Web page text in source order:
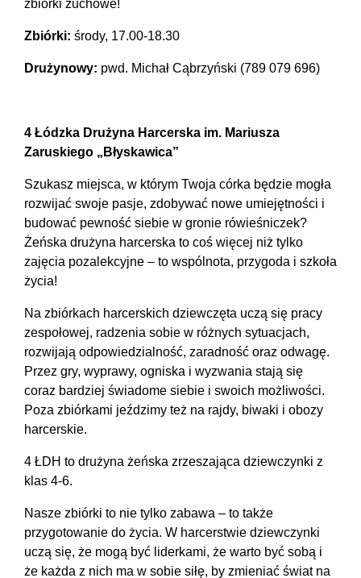
zbiórki zuchowe!
Zbiórki: środy, 17.00-18.30
Drużynowy: pwd. Michał Cąbrzyński (789 079 696)
4 Łódzka Drużyna Harcerska im. Mariusza
Zaruskiego „Błyskawica”
Szukasz miejsca, w którym Twoja córka będzie mogła
rozwijać swoje pasje, zdobywać nowe umiejętności i
budować pewność siebie w gronie rówieśniczek?
Żeńska drużyna harcerska to coś więcej niż tylko
zajęcia pozalekcyjne – to wspólnota, przygoda i szkoła
życia!
Na zbiórkach harcerskich dziewczęta uczą się pracy
zespołowej, radzenia sobie w różnych sytuacjach,
rozwijają odpowiedzialność, zaradność oraz odwagę.
Przez gry, wyprawy, ogniska i wyzwania stają się
coraz bardziej świadome siebie i swoich możliwości.
Poza zbiórkami jeździmy też na rajdy, biwaki i obozy
harcerskie.
4 ŁDH to drużyna żeńska zrzeszająca dziewczynki z
klas 4-6.
Nasze zbiórki to nie tylko zabawa – to także
przygotowanie do życia. W harcerstwie dziewczynki
uczą się, że mogą być liderkami, że warto być sobą i
że każda z nich ma w sobie siłę, by zmieniać świat na